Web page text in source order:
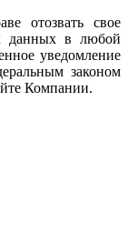
отозвать свое
данных в любой
уведомление
законом
Компании.